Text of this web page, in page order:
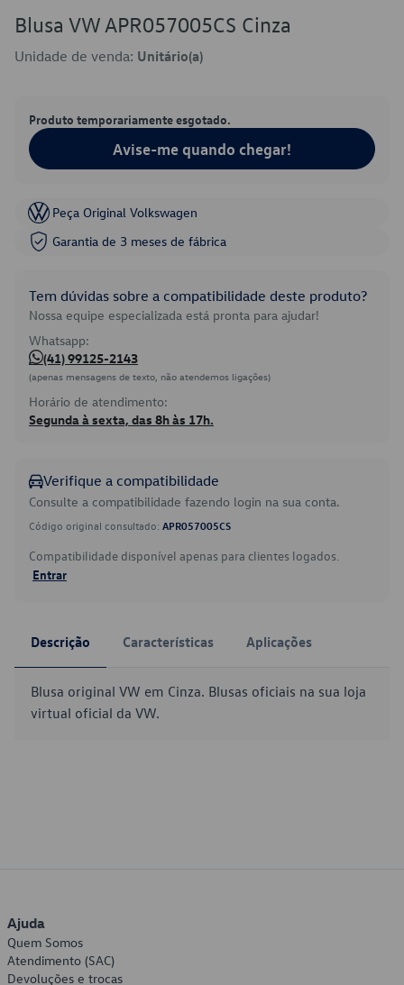
Blusa VW APR057005CS Cinza
Unidade de venda: Unitário(a)
Produto temporariamente esgotado.
Avise-me quando chegar!
Peça Original Volkswagen
Garantia de 3 meses de fábrica
Tem dúvidas sobre a compatibilidade deste produto?
Nossa equipe especializada está pronta para ajudar!
Whatsapp:
(41) 99125-2143
(apenas mensagens de texto, não atendemos ligações)
Horário de atendimento:
Segunda à sexta, das 8h às 17h.
Verifique a compatibilidade
Consulte a compatibilidade fazendo login na sua conta.
Código original consultado: APR057005CS
Compatibilidade disponível apenas para clientes logados.
Entrar
Descrição Características Aplicações
Blusa original VW em Cinza. Blusas oficiais na sua loja
virtual oficial da VW.
Ajuda
Quem Somos
Atendimento (SAC)
Devoluções e trocas